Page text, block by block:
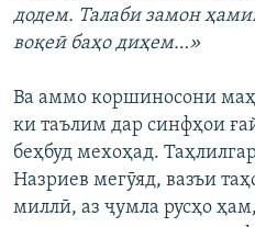
додем. Талаби замон
воқеӣ баҳо диҳем…»
Ва аммо коршиносони
ки таълим дар синфҳои
беҳбуд мехоҳад.
Назриев мегӯяд, вазъи
миллӣ, аз ҷумла русҳо